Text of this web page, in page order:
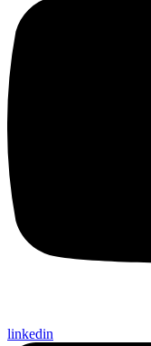
linkedin